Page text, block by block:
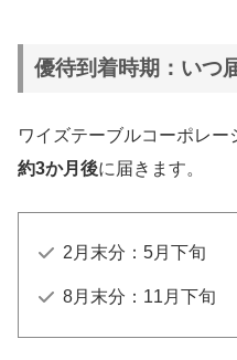
優待到着時期：いつ
ワイズテーブルコーポレ
約3か月後に届きます。
2月末分：5月下旬
8月末分：11月下旬